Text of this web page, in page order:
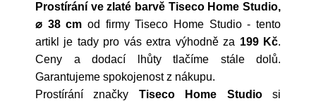
Prostírání ve zlaté barvě Tiseco Home Studio,
⌀ 38 cm od firmyTiseco Home Studio- tento
artikl je tady pro vás extra výhodně za 199 Kč.
Ceny a dodací lhůty tlačíme stále dolů.
Garantujeme spokojenost z nákupu.
Prostírání značky Tiseco Home Studiosi